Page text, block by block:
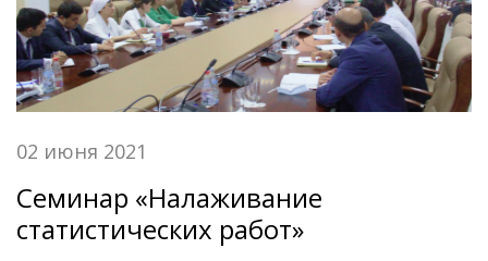
02 июня 2021
Семинар «Налаживание
статистических работ»